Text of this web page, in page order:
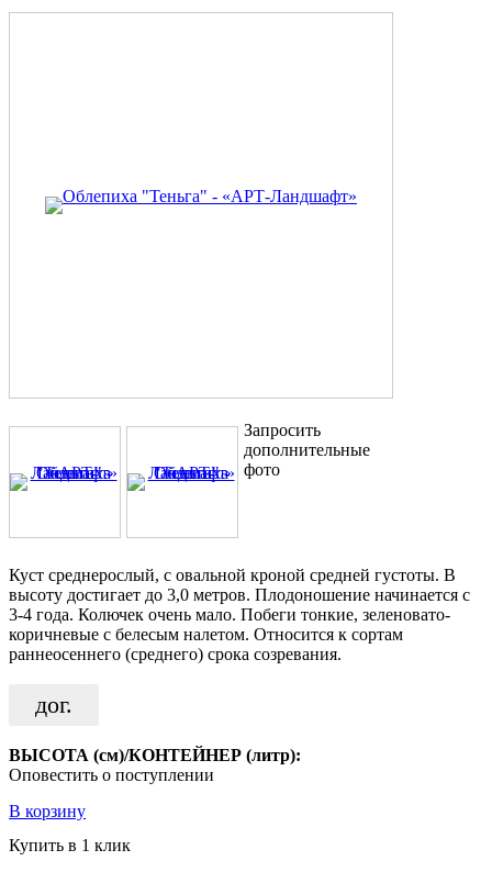
Запросить
дополнительные
фото
Куст среднерослый, с овальной кроной средней густоты. В
высоту достигает до 3,0 метров. Плодоношение начинается с
3-4 года. Колючек очень мало. Побеги тонкие, зеленовато-
коричневые с белесым налетом. Относится к сортам
раннеосеннего (среднего) срока созревания.
дог.
ВЫСОТА (см)/КОНТЕЙНЕР (литр):
Оповестить о поступлении
В корзину
Купить в 1 клик